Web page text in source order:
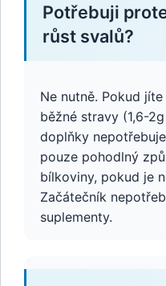
Potřebuji
růst svalů?
Ne nutně. Pokud
běžné stravy (1,6-
doplňky
pouze pohodlný
bílkoviny, pokud je
Začátečník
suplementy.